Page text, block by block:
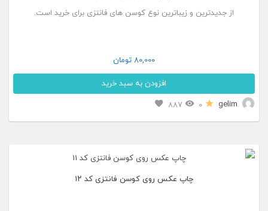
از جدیدترین و زیباترین نوع کوسن های فانتزی برای خرید است.
80,000 تومان
افزودن به سبد خرید
gelim
0
887
چاپ عکس روی کوسن فانتزی کد ۱۲